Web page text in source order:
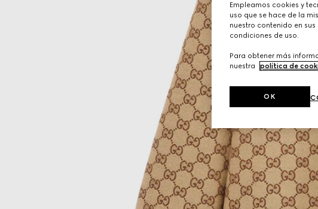
Empleamos cookies y
uso que se hace de la
nuestro contenido en
condiciones de uso.
Para obtener más
nuestra
política de
OK